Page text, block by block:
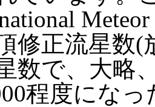
修正流星数
数で、大略
程度にな